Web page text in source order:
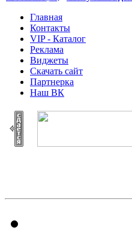
Главная
Контакты
VIP - Каталог
Реклама
Виджеты
Скачать сайт
Партнерка
Наш ВК